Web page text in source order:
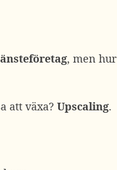
, men hur
att växa? Upscaling.